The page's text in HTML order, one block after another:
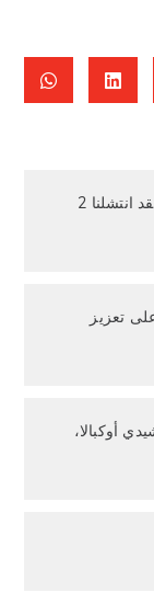
توني إيلوميلو، مخترع الرأسمالية الأفريقية: “لقد انتشلنا 2
تعزيز
أوكبالا،